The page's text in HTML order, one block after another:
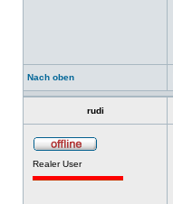
Nach oben
rudi
Realer User